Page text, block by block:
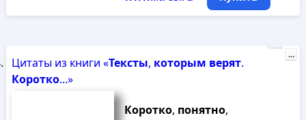
Цитаты из книги «Тексты, которым верят.
Коротко...»
Коротко, понятно,
Реклама
...